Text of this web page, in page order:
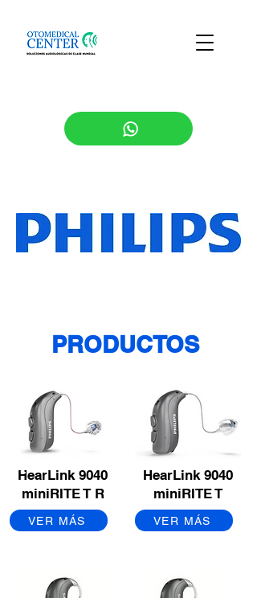
PRODUCTOS
HearLink 9040
miniRITE T R
VER MÁS
HearLink 9040
miniRITE T
VER MÁS